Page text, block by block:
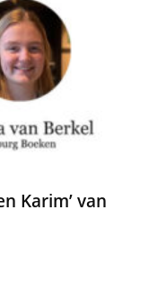
Karim’ van